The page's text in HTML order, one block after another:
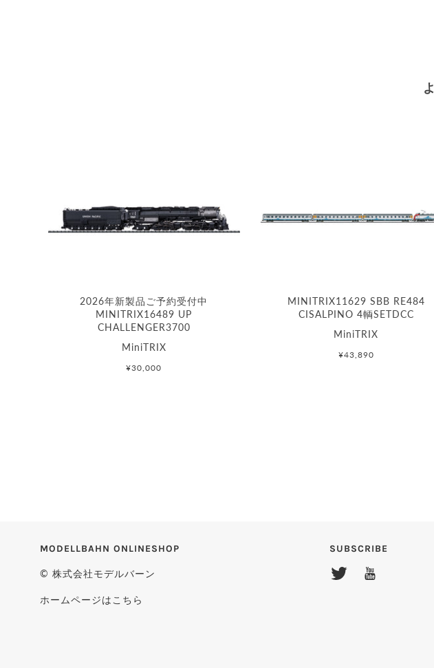
2026年新製品ご予約受付中
MINITRIX16489 UP
CHALLENGER3700
MiniTRIX
¥30,000
MINITRIX11629 SBB RE484
CISALPINO 4輌SETDCC
MiniTRIX
¥43,890
MODELLBAHN ONLINESHOP
© 株式会社モデルバーン
ホームページはこちら
SUBSCRIBE